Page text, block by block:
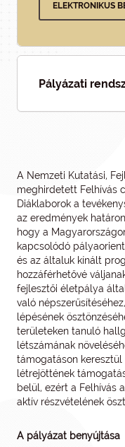
ELEKTRONIKUS
Pályázati
A Nemzeti Kutatási,
meghirdetett Felhívás
Diáklaborok a
az eredmények
hogy a
kapcsolódó
és az általuk kínált
hozzáférhetővé
fejlesztői életpálya
való
lépésének
területeken tanuló
létszámának
támogatáson
létrejöttének
belül, ezért a Felhívás
aktív részvételének
A pályázat benyújtása